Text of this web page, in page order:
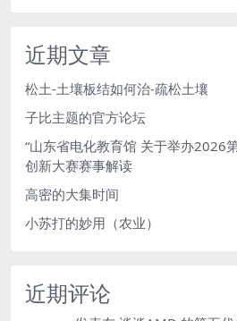
近期文章
松土-土壤板结如何治-疏松土壤
子比主题的官方论坛
“山东省电化教育馆 关于举办2026
创新大赛赛事解读
高密的大集时间
小苏打的妙用（农业）
近期评论